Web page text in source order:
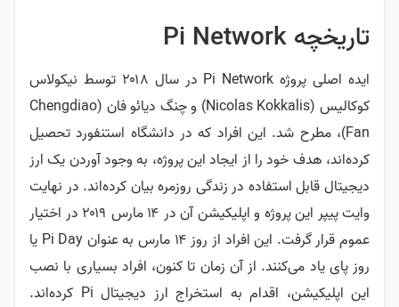
تاریخچه Pi Network
ایده اصلی پروژه Pi Network در سال ۲۰۱۸ توسط نیکولاس
کوکالیس (Nicolas Kokkalis) و چنگ دیائو فان (Chengdiao
Fan)، مطرح شد. این افراد که در دانشگاه استنفورد تحصیل
کرده‌اند، هدف خود را از ایجاد این پروژه، به وجود آوردن یک ارز
دیجیتال قابل استفاده در زندگی روزمره بیان کرده‌اند. در نهایت
وایت پیپر این پروژه و اپلیکیشن آن در ۱۴ مارس ۲۰۱۹ در اختیار
عموم قرار گرفت. این افراد از روز ۱۴ مارس به عنوان Pi Day یا
روز پای یاد می‌کنند. از آن زمان تا کنون، افراد بسیاری با نصب
این اپلیکیشن، اقدام به استخراج ارز دیجیتال Pi کرده‌اند.